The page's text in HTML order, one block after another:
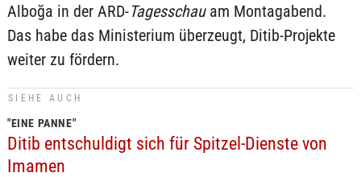
Alboğa in der ARD-Tagesschauam Montagabend.
Das habe das Ministerium überzeugt, Ditib-Projekte
weiter zu fördern.
SIEHE AUCH
"EINE PANNE"
Ditib entschuldigt sich für Spitzel-Dienste von
Imamen